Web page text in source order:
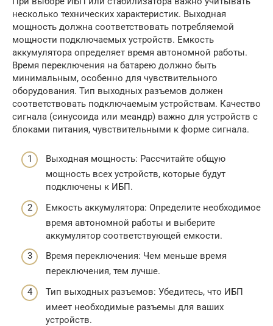
несколько технических характеристик. Выходная
мощность должна соответствовать потребляемой
мощности подключаемых устройств. Емкость
аккумулятора определяет время автономной работы.
Время переключения на батарею должно быть
минимальным, особенно для чувствительного
оборудования. Тип выходных разъемов должен
соответствовать подключаемым устройствам. Качество
сигнала (синусоида или меандр) важно для устройств с
блоками питания, чувствительными к форме сигнала.
Выходная мощность: Рассчитайте общую
мощность всех устройств, которые будут
подключены к ИБП.
Емкость аккумулятора: Определите необходимое
время автономной работы и выберите
аккумулятор соответствующей емкости.
Время переключения: Чем меньше время
переключения, тем лучше.
Тип выходных разъемов: Убедитесь, что ИБП
имеет необходимые разъемы для ваших
устройств.